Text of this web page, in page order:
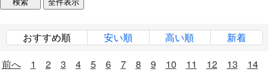
おすすめ順 安い順 高い順
新着
前へ
1 2 3 4 5 6 7 8 9 10 11 12 13
14